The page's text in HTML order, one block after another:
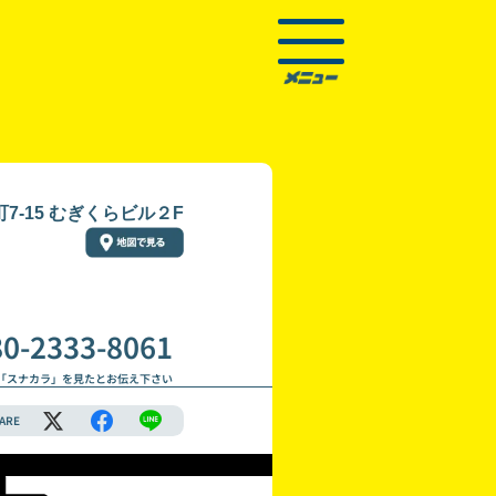
7-15 むぎくらビル２F
2333-8061
スナカラ」を見たとお伝え下さい